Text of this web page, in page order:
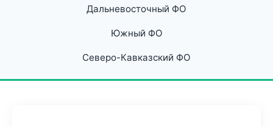
Дальневосточный ФО
Южный ФО
Северо-Кавказский ФО